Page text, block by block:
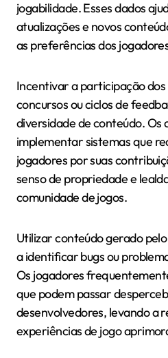
jogabilidade. Esses dados
atualizações e novos
as preferências dos
Incentivar a participação
concursos ou ciclos de
diversidade de conteúdo. Os
implementar sistemas que
jogadores por suas
senso de propriedade e
comunidade de jogos.
Utilizar conteúdo gerado
a identificar bugs ou
Os jogadores
que podem passar
desenvolvedores, levando a
experiências de jogo